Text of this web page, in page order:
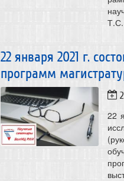
Т.С.
22 января 2021 г.
программ
22